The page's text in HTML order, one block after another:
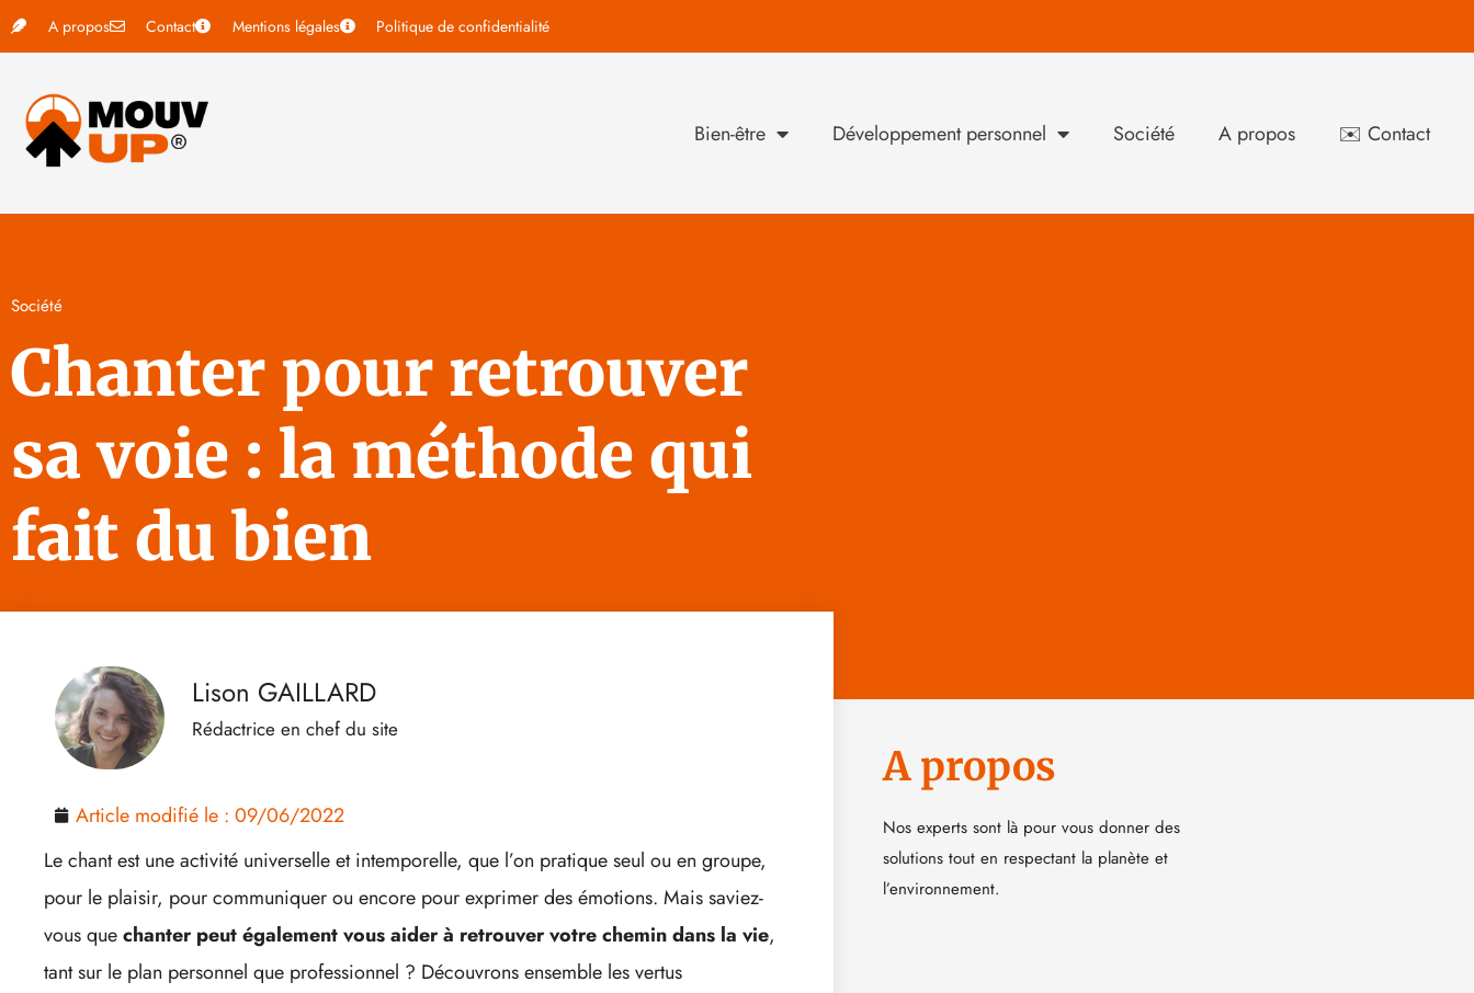
A propos Contact Mentions légales Politique de confidentialité
Bien-être Développement personnel Société A propos ✉️ Contact
Société
Chanter pour retrouver
sa voie : la méthode qui
fait du bien
Lison GAILLARD
Rédactrice en chef du site
Article modifié le : 09/06/2022
Le chant est une activité universelle et intemporelle, que l’on pratique seul ou en groupe,
pour le plaisir, pour communiquer ou encore pour exprimer des émotions. Mais saviez-
vous quechanter peut également vous aider à retrouver votre chemin dans la vie,
tant sur le plan personnel que professionnel ? Découvrons ensemble les vertus
A propos
Nos experts sont là pour vous donner des
solutions tout en respectant la planète et
l’environnement.